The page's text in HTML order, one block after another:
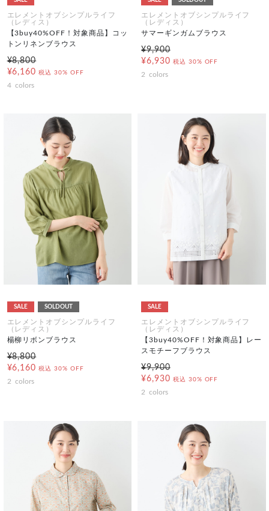
エレメントオブシンプルライフ
（レディス）
【3buy40%OFF！対象商品】コッ
トンリネンブラウス
¥8,800
¥6,160 税込 30% OFF
4 colors
エレメントオブシンプルライフ
（レディス）
サマーギンガムブラウス
¥9,900
¥6,930 税込 30% OFF
2 colors
SALE SOLDOUT
エレメントオブシンプルライフ
（レディス）
楊柳リボンブラウス
¥8,800
¥6,160 税込 30% OFF
2 colors
SALE
エレメントオブシンプルライフ
（レディス）
【3buy40%OFF！対象商品】レー
スモチーフブラウス
¥9,900
¥6,930 税込 30% OFF
2 colors